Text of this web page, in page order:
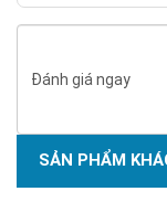
Dòng chip 5054
Đánh giá ngay
SẢN PHẨM